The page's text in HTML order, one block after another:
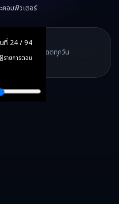
คอมพิวเตอร์
ที่ 24/94
รายการตอน
ไฟแค้นเผาใจ
น์ฟรี ที่รวบรวมหนังจีน ละครจีน มิ
พากย์ไทย อัปเดตทุกวัน